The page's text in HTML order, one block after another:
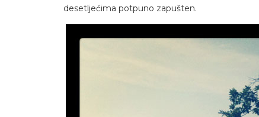
desetljećima potpuno zapušten.